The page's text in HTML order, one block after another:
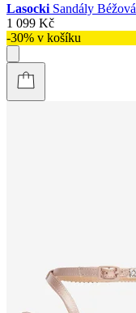
Lasocki Sandály Béžová
1 099 Kč
-30% v košíku